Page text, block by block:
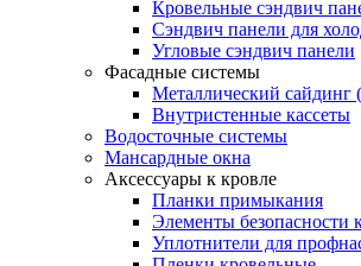
Кровельные сэндвич
Сэндвич панели для
Угловые сэндвич панели
Фасадные системы
Металлический сайдинг
Внутристенные кассеты
Водосточные системы
Мансардные окна
Аксессуары к кровле
Планки примыкания
Элементы безопасности
Уплотнители для